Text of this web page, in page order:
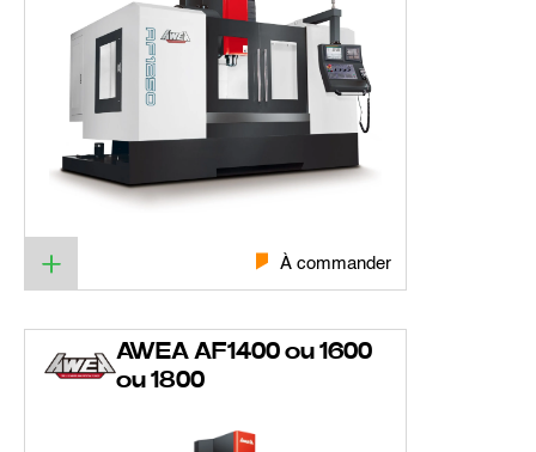
À commander
AWEA AF1400 ou 1600
ou 1800